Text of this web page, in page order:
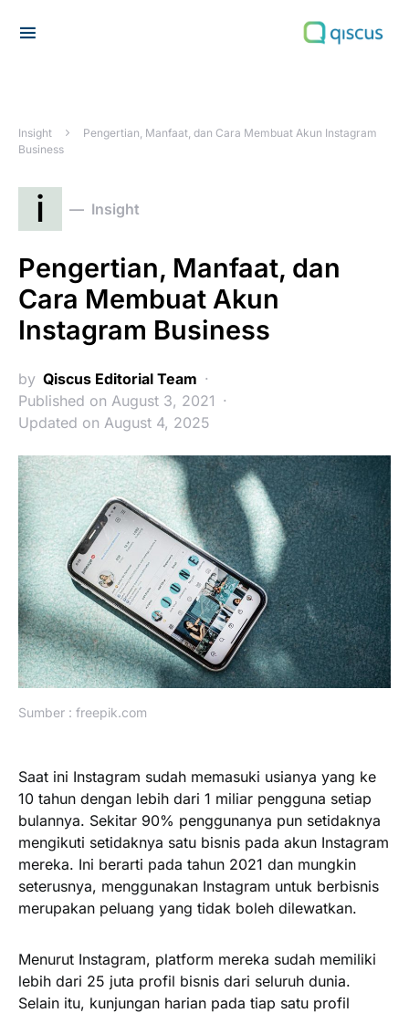
Insight
Pengertian, Manfaat, dan Cara Membuat Akun Instagram
Business
i Insight
Pengertian, Manfaat, dan
Cara Membuat Akun
Instagram Business
by Qiscus Editorial Team
Published on August 3, 2021
Updated on August 4, 2025
Sumber : freepik.com
Saat ini Instagram sudah memasuki usianya yang ke
10 tahun dengan lebih dari 1 miliar pengguna setiap
bulannya. Sekitar 90% penggunanya pun setidaknya
mengikuti setidaknya satu bisnis pada akun Instagram
mereka. Ini berarti pada tahun 2021 dan mungkin
seterusnya, menggunakan Instagram untuk berbisnis
merupakan peluang yang tidak boleh dilewatkan.
Menurut Instagram, platform mereka sudah memiliki
lebih dari 25 juta profil bisnis dari seluruh dunia.
Selain itu, kunjungan harian pada tiap satu profil